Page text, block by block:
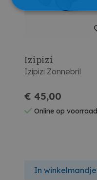
Izipizi
Izipizi Zonnebril
€ 45,00
Online op voorraad
In winkelmandje